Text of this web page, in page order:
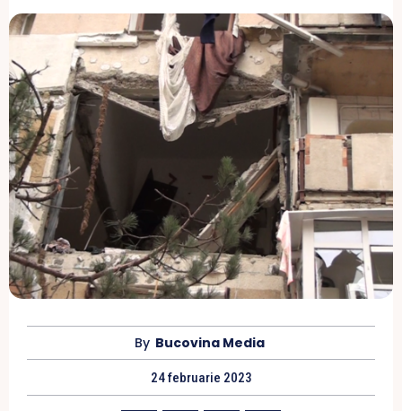
By Bucovina Media
24 februarie 2023